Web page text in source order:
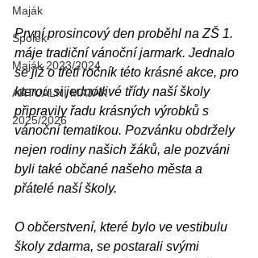
Maják
Spolek
Maják 2023/2024
AKTUÁLNÍ MAJÁK
2025/2026
První prosincový den proběhl na ZŠ 1.
máje tradiční vánoční jarmark. Jednalo
se již o třetí ročník této krásné akce, pro
kterou si jednotlivé třídy naší školy
připravily řadu krásných výrobků s
vánoční tematikou. Pozvánku obdržely
nejen rodiny našich žáků, ale pozváni
byli také občané našeho města a
přátelé naší školy.
O občerstvení, které bylo ve vestibulu
školy zdarma, se postarali svými